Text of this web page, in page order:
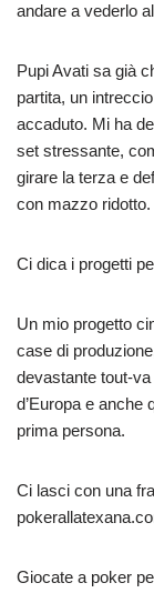
andare a vederlo
Pupi Avati sa già
partita, un
accaduto. Mi ha
set stressante,
girare la terza e
con mazzo ridotto.
Ci dica i progetti
Un mio progetto
case di
devastante tout-
d’Europa e anche
prima persona.
Ci lasci con una
Giocate a poker